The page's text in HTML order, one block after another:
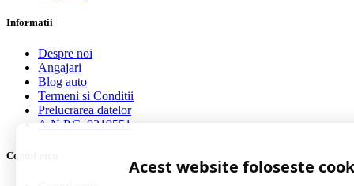
Informatii
Despre noi
Angajari
Blog auto
Termeni si Conditii
Prelucrarea datelor
A.N.P.C. 0219551
Contul meu
Acest website foloseste